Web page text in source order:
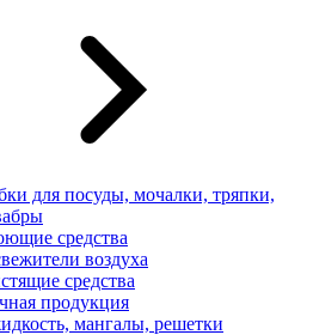
для посуды, мочалки, тряпки,
средства
воздуха
средства
продукция
мангалы, решетки